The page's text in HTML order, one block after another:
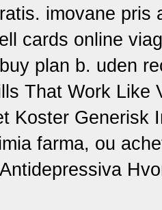
imovane
cards online
plan b. uden
That Work Like
Koster Generisk
farma, ou